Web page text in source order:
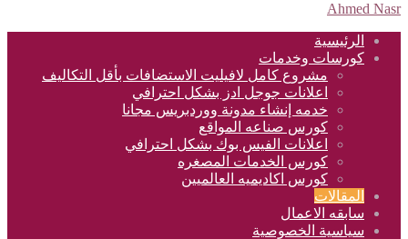
Ahmed Nasr
الرئيسية
كورسات وخدمات
مشروع كامل لافيليت الاستضافات بأقل التكاليف
اعلانات جوجل ادز بشكل احترافي
خدمه إنشاء مدونة ووردبريس مجانا
كورس صناعه المواقع
اعلانات الفيس بوك بشكل احترافي
كورس الخدمات المصغره
كورس اكاديميه العالميين
المقالات
سابقه الاعمال
سياسية الخصوصية